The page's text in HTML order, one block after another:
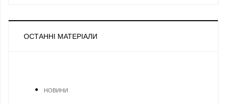
ОСТАННІ МАТЕРІАЛИ
НОВИНИ